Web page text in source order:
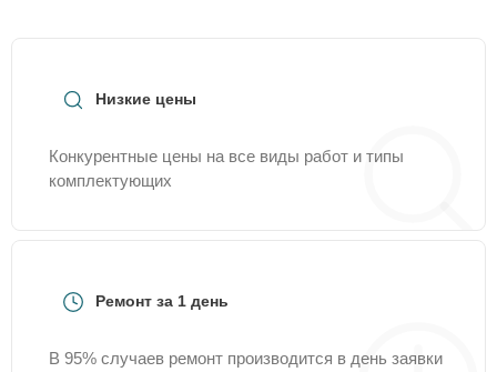
Низкие цены
Конкурентные цены на все виды работ и типы
комплектующих
Ремонт за 1 день
В 95% случаев ремонт производится в день заявки